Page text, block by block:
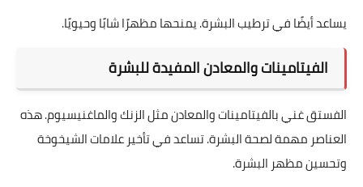
يساعد أيضًا في ترطيب البشرة. يمنحها مظهرًا شابًا وحيويًا.
الفيتامينات والمعادن المفيدة للبشرة
الفستق غني بالفيتامينات والمعادن مثل الزنك والماغنيسيوم. هذه
العناصر مهمة لصحة البشرة. تساعد في تأخير علامات الشيخوخة
وتحسين مظهر البشرة.